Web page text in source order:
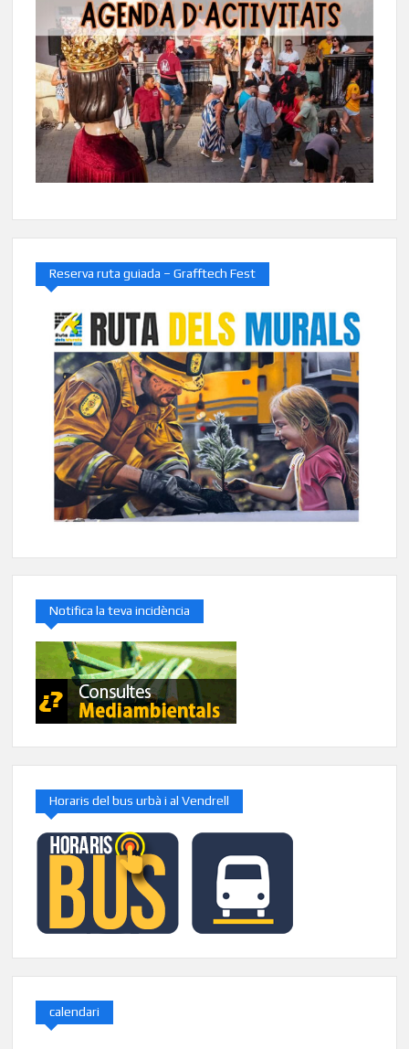
Reserva ruta guiada – Grafftech Fest
Notifica la teva incidència
Horaris del bus urbà i al Vendrell
calendari